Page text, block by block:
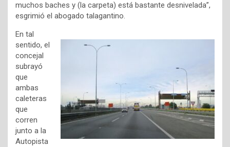
muchos baches y (la carpeta) está bastante desnivelada”,
esgrimió el abogado talagantino.
En tal
sentido, el
concejal
subrayó
que
ambas
caleteras
que
corren
junto a la
Autopista